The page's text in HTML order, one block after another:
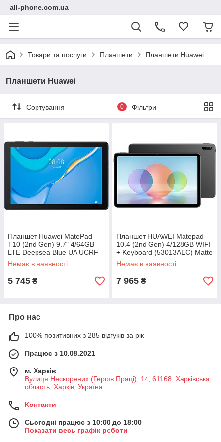
all-phone.com.ua
Товари та послуги Планшети Планшети Huawei
Планшети Huawei
Сортування 0 Фільтри
Планшет Huawei MatePad
T10 (2nd Gen) 9.7" 4/64GB
LTE Deepsea Blue UA UCRF
Немає в наявності
5 745 ₴
Планшет HUAWEI Matepad
10.4 (2nd Gen) 4/128GB WIFI
+ Keyboard (53013AEC) Matte
Gray UA UCRF
Немає в наявності
7 965 ₴
Про нас
100% позитивних з 285 відгуків за рік
Працює з 10.08.2021
м. Харків
Вулиця Нескорених (Героїв Праці), 14, 61168, Харківська
область, Харків, Україна
Контакти
Сьогодні працює з 10:00 до 18:00
Показати весь графік роботи